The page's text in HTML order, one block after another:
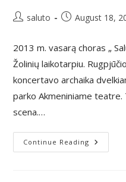
Postsaluto
PostAugust 18,
2013 m. vasarą choras „
Žolinių laikotarpiu.
koncertavo archaika
parko Akmeniniame teatre.
scena.…
Continue Reading
By